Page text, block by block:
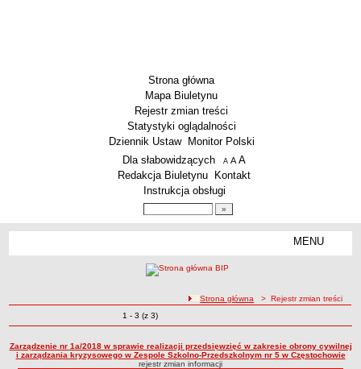
Strona główna
Mapa Biuletynu
Rejestr zmian treści
Statystyki oglądalności
Dziennik Ustaw
Monitor Polski
Menu dodatkowe
Dla słabowidzących A pomniejsz czcionkę
A standardowy rozmiar czcionki
A
Redakcja Biuletynu
Kontakt
Instrukcja obsługi
MENU
Techniczne Zakłady Naukowe
PRZEDSZKOLA
ścieżka nawigacji
Strona główna > Rejestr zmian treści
Zmiany o pozycjach
1 - 3 (z 3)
Zarządzenie nr 1a/2018 w sprawie realizacji przedsięwzięć w zakresie obrony cywilnej
i zarządzania kryzysowego w Zespole Szkolno-Przedszkolnym nr 5 w Częstochowie
rejestr zmian informacji